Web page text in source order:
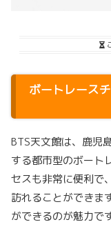
ボートレース
BTS天文館は、鹿児
する都市型のボート
セスも非常に便利で
訪れることができま
ができるのが魅力で